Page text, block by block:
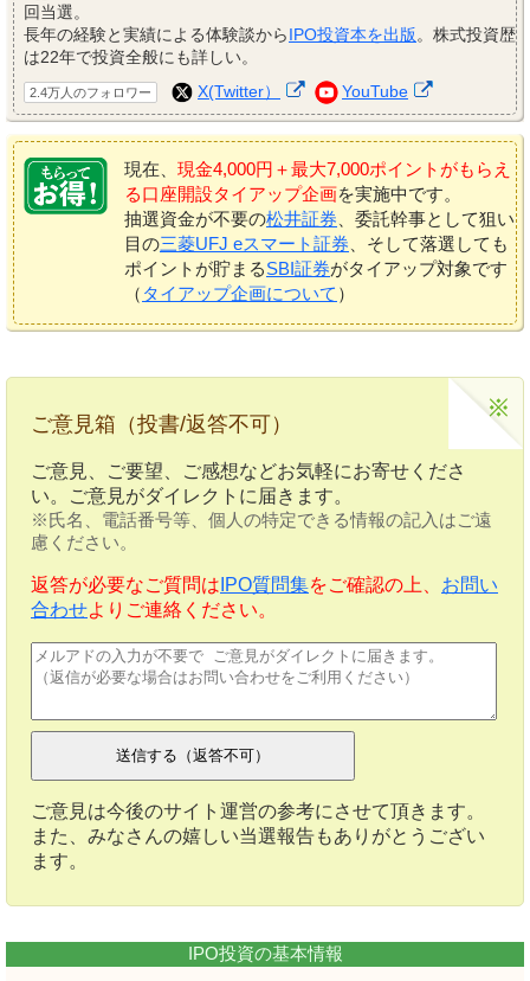
回当選。
長年の経験と実績による体験談からIPO投資本を出版。株式投資歴
は22年で投資全般にも詳しい。
2.4万人のフォロワー X(Twitter） YouTube
現在、 現金4,000円＋最大7,000ポイントがもらえ
る口座開設タイアップ企画を実施中です。
抽選資金が不要の松井証券、委託幹事として狙い
目の三菱UFJ eスマート証券、そして落選しても
ポイントが貯まるSBI証券がタイアップ対象です
（ タイアップ企画について ）
ご意見箱（投書/返答不可）
ご意見、ご要望、ご感想などお気軽にお寄せくださ
い。ご意見がダイレクトに届きます。
※氏名、電話番号等、個人の特定できる情報の記入はご遠
慮ください。
返答が必要なご質問は IPO質問集をご確認の上、 お問い
合わせよりご連絡ください。
ご意見は今後のサイト運営の参考にさせて頂きます。
また、みなさんの嬉しい当選報告もありがとうござい
ます。
IPO投資の基本情報